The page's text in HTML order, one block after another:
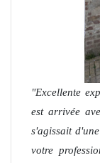
Excellente
est arrivée
s'agissait
votre